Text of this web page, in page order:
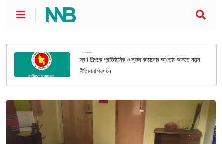
স্বর্ণ শিল্পকে প্রাতিষ্ঠানিক ও স্বচ্ছ কাঠামোর আওতায় আনতে নতুন
নীতিমালা প্রণয়ন